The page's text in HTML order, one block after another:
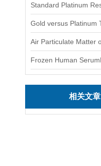
相关文章